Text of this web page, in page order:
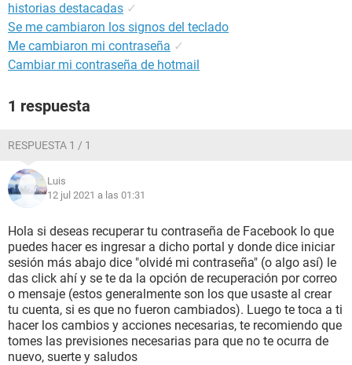
historias destacadas ✓
Se me cambiaron los signos del teclado
Me cambiaron mi contraseña ✓
Cambiar mi contraseña de hotmail
1 respuesta
RESPUESTA 1 / 1
Luis
12 jul 2021 a las 01:31
Hola si deseas recuperar tu contraseña de Facebook lo que
puedes hacer es ingresar a dicho portal y donde dice iniciar
sesión más abajo dice "olvidé mi contraseña" (o algo así) le
das click ahí y se te da la opción de recuperación por correo
o mensaje (estos generalmente son los que usaste al crear
tu cuenta, si es que no fueron cambiados). Luego te toca a ti
hacer los cambios y acciones necesarias, te recomiendo que
tomes las previsiones necesarias para que no te ocurra de
nuevo, suerte y saludos